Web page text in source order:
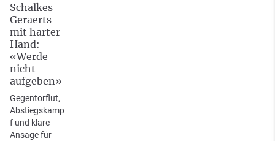
Schalkes
Geraerts
mit harter
Hand:
«Werde
nicht
aufgeben»
Gegentorflut,
Abstiegskamp
f und klare
Ansage für